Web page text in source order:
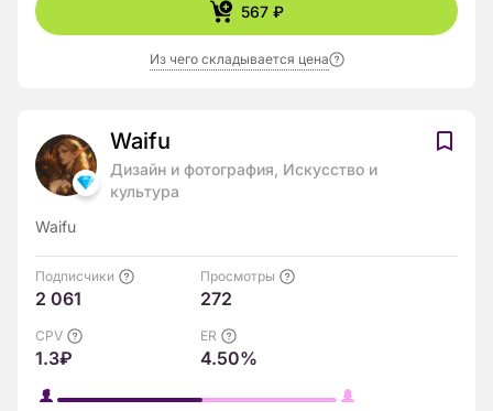
567 ₽
Из чего складывается цена
Waifu
Дизайн и фотография, Искусство и
культура
Waifu
Подписчики
2 061
Просмотры
272
CPV
1.3₽
ER
4.50%